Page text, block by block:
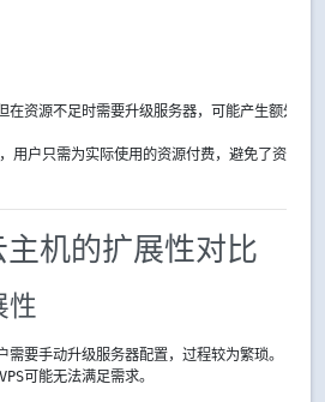
在资源不足时需要升级服务器，可能产生额外费
用户只需为实际使用的资源付费，避免了资源浪
主机的扩展性对比
性
需要手动升级服务器配置，过程较为繁琐。
可能无法满足需求。